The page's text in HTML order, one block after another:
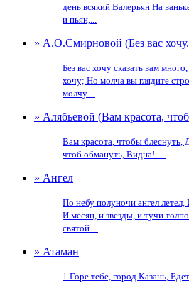
день всякий Валерьян На
и пьян,...
» А.О.Смирновой (Без вас
Без вас хочу сказать вам
хочу; Но молча вы глядите
молчу....
» Алябьевой (Вам красота,
Вам красота, чтобы блеснуть,
чтоб обмануть, Видна!.....
» Ангел
По небу полуночи ангел
И месяц, и звезды, и тучи
святой....
» Атаман
1 Горе тебе, город Казань,